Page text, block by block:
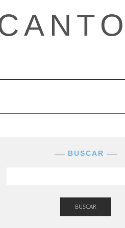
BUSCAR
BUSCAR